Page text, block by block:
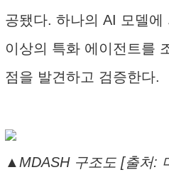
공됐다. 하나의 AI 모델에
이상의 특화 에이전트를
점을 발견하고 검증한다.
▲MDASH 구조도 [출처: